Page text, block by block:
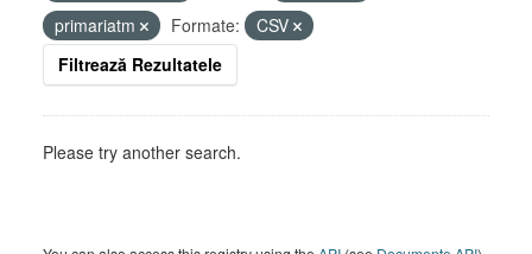
primariatm
Formate:
CSV
Filtrează Rezultatele
Please try another search.